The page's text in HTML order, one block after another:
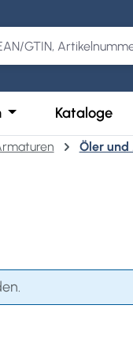
Produkte
das Dropdown
Öffne oder Schließe
Kataloge
Öler und